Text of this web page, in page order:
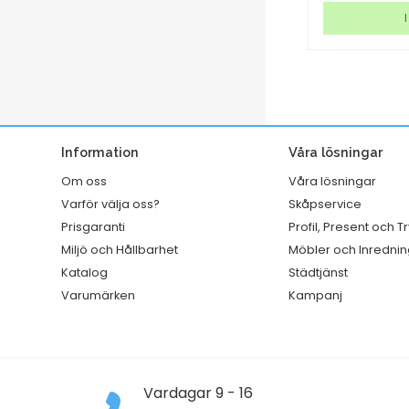
Georgina
Information
Om oss
Varför välja oss?
Prisgaranti
Miljö och Hållbarhet
Katalog
Varumärken
Våra lösningar
Våra lösningar
Skåpservice
Profil, Present och
Möbler och
Städtjänst
Kampanj
Vardagar 9 - 16